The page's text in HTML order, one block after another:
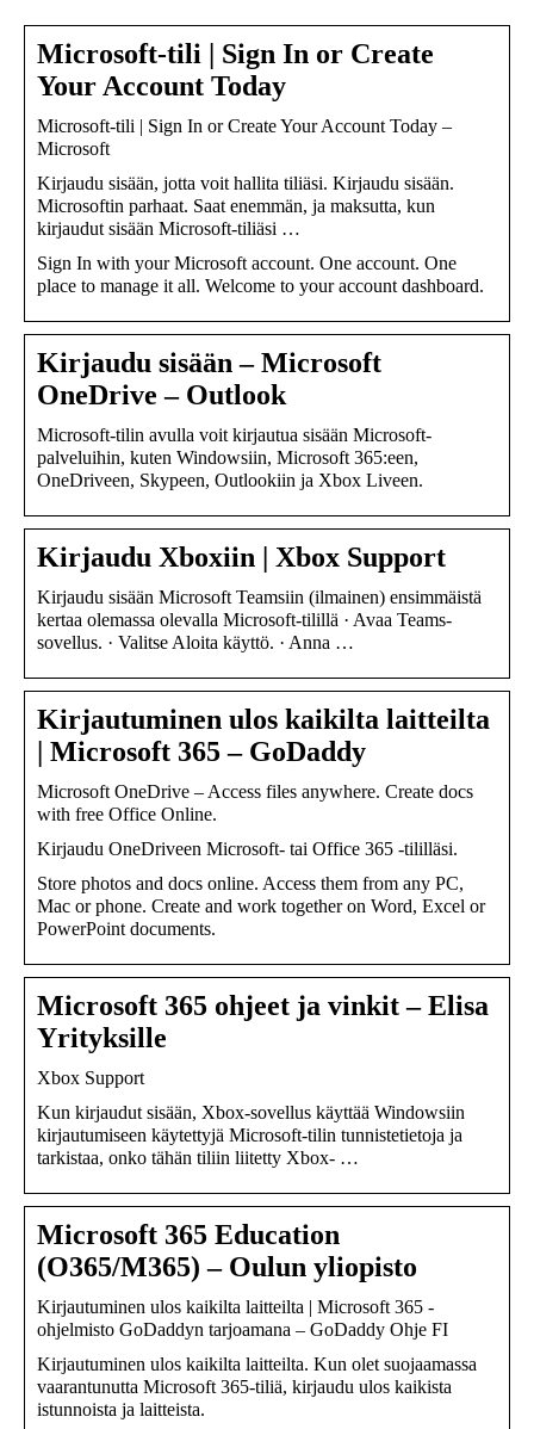
Microsoft-tili | Sign In or Create
Your Account Today
Microsoft-tili | Sign In or Create Your Account Today –
Microsoft
Kirjaudu sisään, jotta voit hallita tiliäsi. Kirjaudu sisään.
Microsoftin parhaat. Saat enemmän, ja maksutta, kun
kirjaudut sisään Microsoft-tiliäsi …
Sign In with your Microsoft account. One account. One
place to manage it all. Welcome to your account dashboard.
Kirjaudu sisään – Microsoft
OneDrive – Outlook
Microsoft-tilin avulla voit kirjautua sisään Microsoft-
palveluihin, kuten Windowsiin, Microsoft 365:een,
OneDriveen, Skypeen, Outlookiin ja Xbox Liveen.
Kirjaudu Xboxiin | Xbox Support
Kirjaudu sisään Microsoft Teamsiin (ilmainen) ensimmäistä
kertaa olemassa olevalla Microsoft-tilillä · Avaa Teams-
sovellus. · Valitse Aloita käyttö. · Anna …
Kirjautuminen ulos kaikilta laitteilta
| Microsoft 365 – GoDaddy
Microsoft OneDrive – Access files anywhere. Create docs
with free Office Online.
Kirjaudu OneDriveen Microsoft- tai Office 365 -tililläsi.
Store photos and docs online. Access them from any PC,
Mac or phone. Create and work together on Word, Excel or
PowerPoint documents.
Microsoft 365 ohjeet ja vinkit – Elisa
Yrityksille
Xbox Support
Kun kirjaudut sisään, Xbox-sovellus käyttää Windowsiin
kirjautumiseen käytettyjä Microsoft-tilin tunnistetietoja ja
tarkistaa, onko tähän tiliin liitetty Xbox- …
Microsoft 365 Education
(O365/M365) – Oulun yliopisto
Kirjautuminen ulos kaikilta laitteilta | Microsoft 365 -
ohjelmisto GoDaddyn tarjoamana – GoDaddy Ohje FI
Kirjautuminen ulos kaikilta laitteilta. Kun olet suojaamassa
vaarantunutta Microsoft 365-tiliä, kirjaudu ulos kaikista
istunnoista ja laitteista.